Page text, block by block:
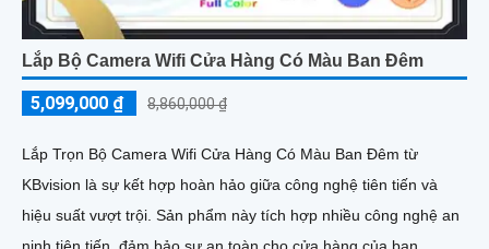
Lắp Bộ Camera Wifi Cửa Hàng Có Màu Ban Đêm
5,099,000 ₫ 8,860,000 ₫
Lắp Trọn Bộ Camera Wifi Cửa Hàng Có Màu Ban Đêm từ
KBvision là sự kết hợp hoàn hảo giữa công nghệ tiên tiến và
hiệu suất vượt trội. Sản phẩm này tích hợp nhiều công nghệ an
ninh tiên tiến, đảm bảo sự an toàn cho cửa hàng của bạn